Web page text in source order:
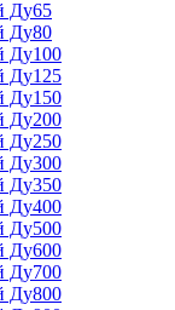
Ду65
Ду80
Ду100
Ду125
Ду150
Ду200
Ду250
Ду300
Ду350
Ду400
Ду500
Ду600
Ду700
Ду800